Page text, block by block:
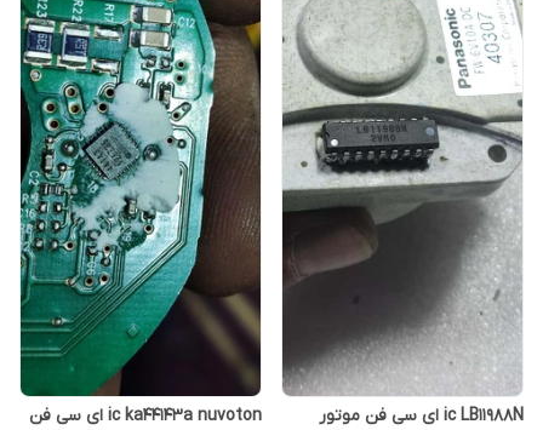
ic LB11988N ای سی فن موتور
ic ka44143a nuvoton ای سی فن